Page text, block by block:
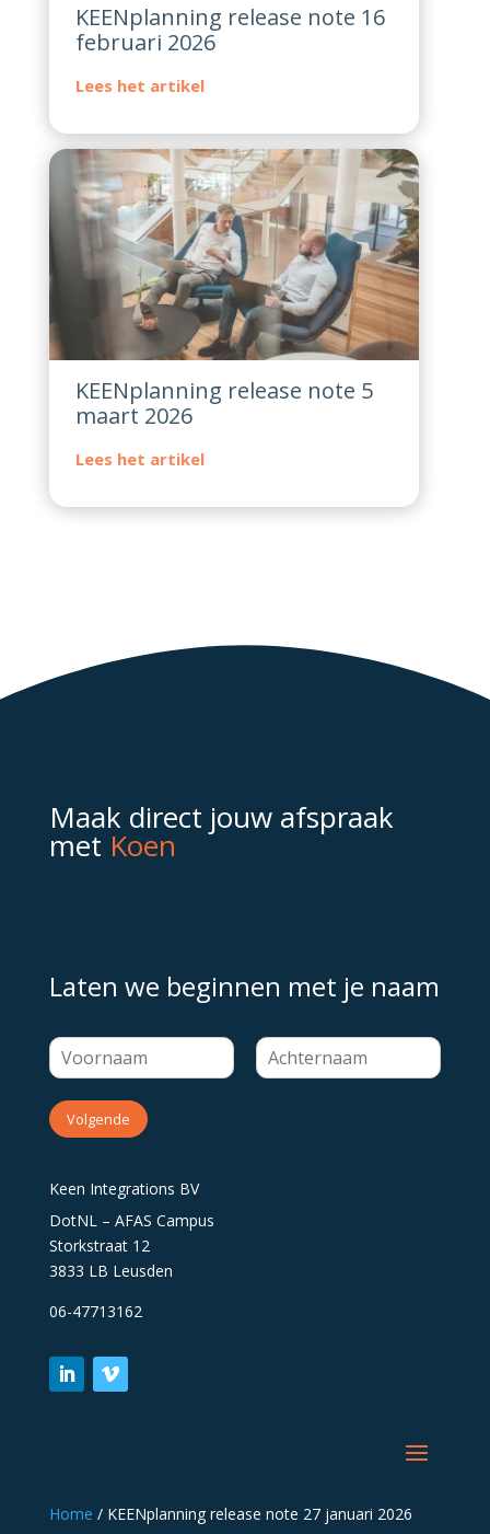
KEENplanning release note 16
februari 2026
KEENplanning release note 5
maart 2026
Maak direct jouw afspraak
met Koen
Laten we beginnen met je naam
Volgende
Keen Integrations BV
DotNL – AFAS Campus
Storkstraat 12
3833 LB Leusden
06-47713162
Home / KEENplanning release note 27 januari 2026